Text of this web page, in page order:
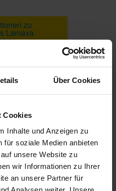
Über Cookies
Cookies
Inhalte und Anzeigen zu
für soziale Medien anbieten
unsere Website zu
wir Informationen zu Ihrer
an unsere Partner für
zu
Lamaxa